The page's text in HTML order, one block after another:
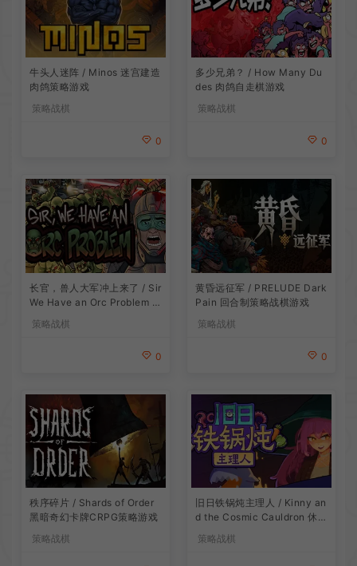
牛头人迷阵 / Minos 迷宫建造
肉鸽策略游戏
策略战棋
0
多少兄弟？ / How Many Du
des 肉鸽自走棋游戏
策略战棋
0
长官，兽人大军冲上来了 / Sir
We Have an Orc Problem 增
策略战棋
0
黄昏远征军 / PRELUDE Dark
Pain 回合制策略战棋游戏
策略战棋
0
秩序碎片 / Shards of Order
黑暗奇幻卡牌CRPG策略游戏
策略战棋
旧日铁锅炖主理人 / Kinny an
d the Cosmic Cauldron 休闲
策略战棋